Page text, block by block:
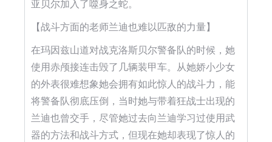
亚贝尔加入了噬身之蛇。
【战斗方面的老师兰迪也难以匹敌的力量】
在玛因兹山道对战克洛斯贝尔警备队的时候，她
使用赤颅接连击毁了几辆装甲车。从她娇小少女
的外表很难想象她会拥有如此惊人的战斗力，能
将警备队彻底压倒，当时她与带着狂战士出现的
兰迪也曾交手，尽管她过去向兰迪学习过使用武
器的方法和战斗方式，但现在她却表现了惊人的